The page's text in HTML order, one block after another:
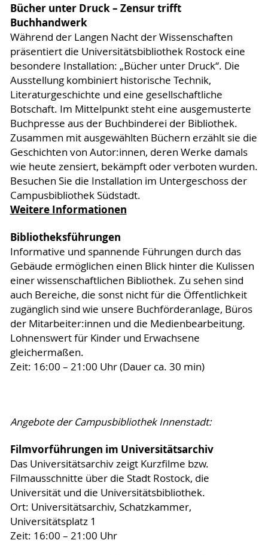
Bücher unter Druck – Zensur trifft
Buchhandwerk
Während der Langen Nacht der Wissenschaften
präsentiert die Universitätsbibliothek Rostock eine
besondere Installation: „Bücher unter Druck“. Die
Ausstellung kombiniert historische Technik,
Literaturgeschichte und eine gesellschaftliche
Botschaft. Im Mittelpunkt steht eine ausgemusterte
Buchpresse aus der Buchbinderei der Bibliothek.
Zusammen mit ausgewählten Büchern erzählt sie die
Geschichten von Autor:innen, deren Werke damals
wie heute zensiert, bekämpft oder verboten wurden.
Besuchen Sie die Installation im Untergeschoss der
Campusbibliothek Südstadt.
Weitere Informationen
Bibliotheksführungen
Informative und spannende Führungen durch das
Gebäude ermöglichen einen Blick hinter die Kulissen
einer wissenschaftlichen Bibliothek. Zu sehen sind
auch Bereiche, die sonst nicht für die Öffentlichkeit
zugänglich sind wie unsere Buchförderanlage, Büros
der Mitarbeiter:innen und die Medienbearbeitung.
Lohnenswert für Kinder und Erwachsene
gleichermaßen.
Zeit: 16:00 – 21:00 Uhr (Dauer ca. 30 min)
Angebote der Campusbibliothek Innenstadt:
Filmvorführungen im Universitätsarchiv
Das Universitätsarchiv zeigt Kurzfilme bzw.
Filmausschnitte über die Stadt Rostock, die
Universität und die Universitätsbibliothek.
Ort: Universitätsarchiv, Schatzkammer,
Universitätsplatz 1
Zeit: 16:00 – 21:00 Uhr